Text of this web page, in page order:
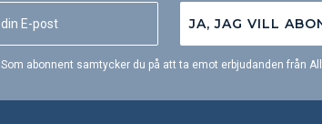
JA, JAG VILL
Som abonnent samtycker du på att ta emot erbjudanden från